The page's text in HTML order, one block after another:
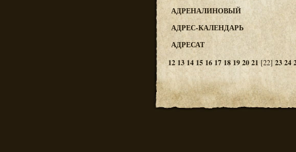
АДРЕНАЛИНОВЫЙ
АДРЕС-КАЛЕНДАРЬ
АДРЕСАТ
12 13 1415 16 17 18192021 [22] 2324